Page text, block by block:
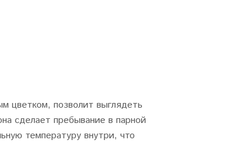
цветком, позволит выглядеть
сделает пребывание в парной
температуру внутри, что